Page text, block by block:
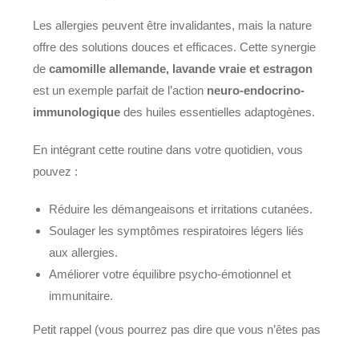
Les allergies peuvent être invalidantes, mais la nature
offre des solutions douces et efficaces. Cette synergie
decamomille allemande, lavande vraie et estragon
est un exemple parfait de l’action neuro-endocrino-
immunologique des huiles essentielles adaptogènes.
En intégrant cette routine dans votre quotidien, vous
pouvez :
Réduire les démangeaisons et irritations cutanées.
Soulager les symptômes respiratoires légers liés
aux allergies.
Améliorer votre équilibre psycho-émotionnel et
immunitaire.
Petit rappel (vous pourrez pas dire que vous n’êtes pas